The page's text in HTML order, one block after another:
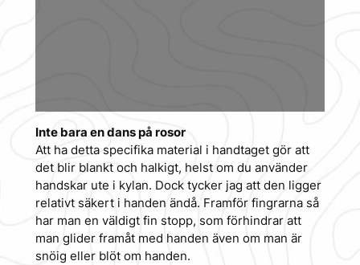
Inte bara en dans på rosor
Att ha detta specifika material i handtaget gör att
det blir blankt och halkigt, helst om du använder
handskar ute i kylan. Dock tycker jag att den ligger
relativt säkert i handen ändå. Framför fingrarna så
har man en väldigt fin stopp, som förhindrar att
man glider framåt med handen även om man är
snöig eller blöt om handen.